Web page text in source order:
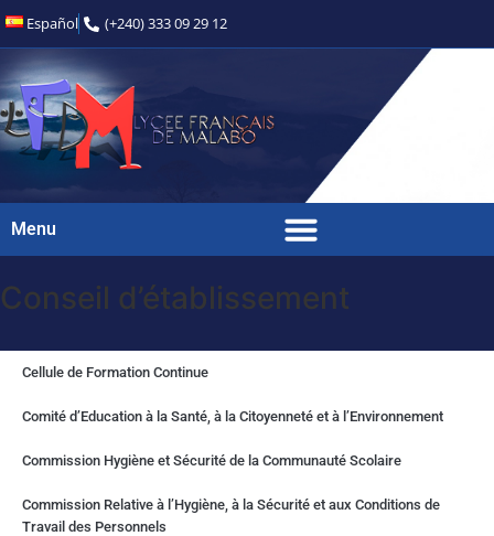
Español (+240) 333 09 29 12
Menu
Conseil d’établissement
Cellule de Formation Continue
Comité d’Education à la Santé, à la Citoyenneté et à l’Environnement
Commission Hygiène et Sécurité de la Communauté Scolaire
Commission Relative à l’Hygiène, à la Sécurité et aux Conditions de
Travail des Personnels